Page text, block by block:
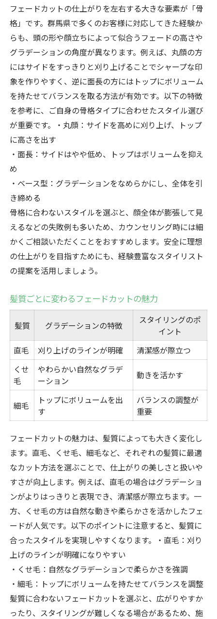
フェードカットで個性を引き出すコツとは
個性別おすすめフェードカット比較
自分らしさを際立たせる工夫ポイント
骨格や髪質を活かすアレンジテクニック
周囲と差がつくバランスの秘訣
雰囲気を引き立てるスタイル選び方
バランス重視のフェードカット実現法を解説
バランス良いフェードカット実践例
骨格と髪質を見極めるプロの視点
フェードカットで失敗しない秘訣
理想のフェードカットを叶える注文のコツ
フェードカット注文時の伝え方早見表
具体的な要望を伝えるコツ
骨格や髪質を伝えるポイント解説
雰囲気を伝えるコミュニケーション術
フェードカットの仕上がりを左右する大きな要素が「骨
格」です。群馬県で多くのお客様に対応してきた経験か
らも、頭の形や顔立ちによって似合うフェードの高さや
グラデーションの角度が異なります。例えば、丸顔の方
にはサイドをすっきりと刈り上げることでシャープな印
象を作りやすく、逆に面長の方にはトップにボリューム
を持たせてバランスを取る方法が有効です。以下の特徴
を参考に、ご自身の骨格タイプに合わせたスタイル選び
が重要です。・丸顔：サイドを高めに刈り上げ、トップ
に高さを出す
・面長：サイドはやや低め、トップはボリュームを抑え
め
・ベース型：グラデーションをなめらかにし、全体を引
き締める
骨格に合わないスタイルを選ぶと、顔全体が膨張して見
えるなどの失敗例も多いため、カウンセリング時には細
かくご相談いただくことをおすすめします。安全に理想
の仕上がりを目指すためにも、経験豊富なスタイリスト
の提案を活用しましょう。
髪質ごとに変わるフェードカットの魅力
髪質 グラデーションの特徴
スタイリングのポ
イント
直毛
刈り上げのラインが明確
清潔感が際立つ
くせ
毛
やわらかい自然なグラデ
ーション
動きを活かす
細毛
トップにボリュームを出
す
バランスの調整が
重要
フェードカットの魅力は、髪質によっても大きく変化し
ます。直毛、くせ毛、細毛など、それぞれの髪質に最適
なカット方法を選ぶことで、仕上がりの美しさと扱いや
すさが向上します。例えば、直毛の場合はグラデーショ
ンがよりはっきりと表現でき、清潔感が際立ちます。一
方、くせ毛の方は自然な動きや柔らかさを活かしたフェ
ードが人気です。以下のポイントに注意すると、髪質に
合ったスタイルを実現しやすくなります。・直毛：刈り
上げのラインが明確になりやすい
・くせ毛：自然なグラデーションで柔らかさを強調
・細毛：トップにボリュームを持たせてバランスを調整
髪質に合わないフェードカットを選ぶと、広がりやすか
ったり、スタイリングが難しくなる場合があるため、施